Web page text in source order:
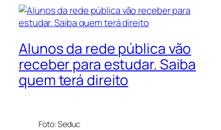
Alunos da rede pública vão
receber para estudar. Saiba
quem terá direito
Foto: Seduc